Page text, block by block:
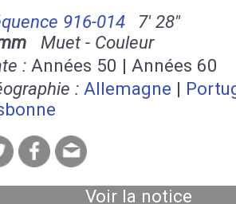
916-014
7' 28''
Muet - Couleur
: Années 50 | Années 60
: Allemagne |
Voir la notice